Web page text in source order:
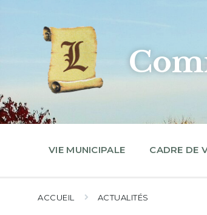
navigation
VIE MUNICIPALE CADRE DE
ACCUEIL ACTUALITÉS